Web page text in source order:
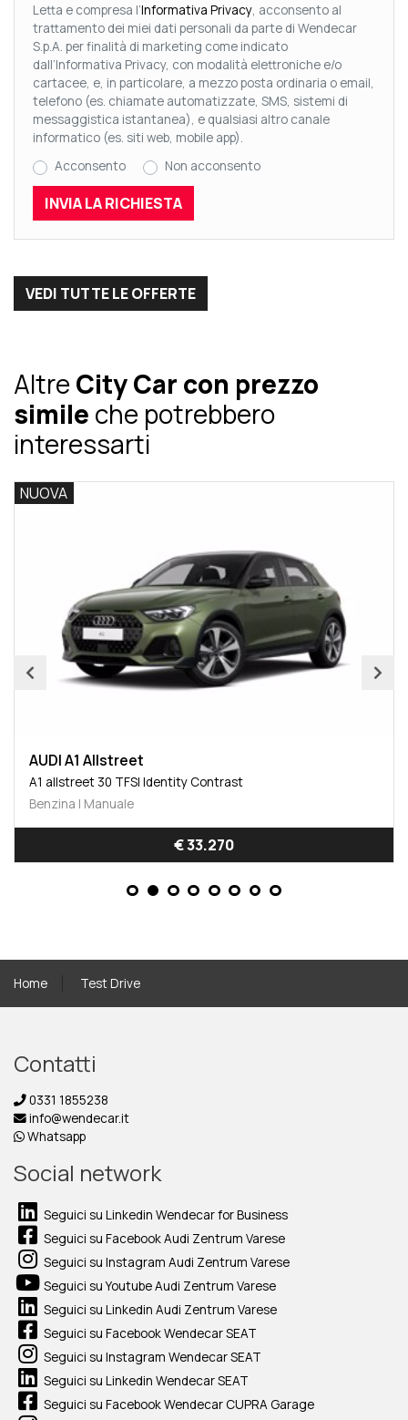
Letta e compresa l’Informativa Privacy , acconsento al
trattamento dei miei dati personali da parte di Wendecar
S.p.A. per finalità di marketing come indicato
dall’Informativa Privacy, con modalità elettroniche e/o
cartacee, e, in particolare, a mezzo posta ordinaria o email,
telefono (es. chiamate automatizzate, SMS, sistemi di
messaggistica istantanea), e qualsiasi altro canale
informatico (es. siti web, mobile app).
Acconsento
Non acconsento
VEDI TUTTE LE OFFERTE
AltreCity Car con prezzo
simile che potrebbero
interessarti
A1 Allstreet
30 TFSI Identity Contrast
| Manuale
€ 33.270
Home Test Drive
Contatti
0331 1855238
info@wendecar.it
Whatsapp
Social network
Seguici su Linkedin Wendecar for Business
Seguici su Facebook Audi Zentrum Varese
Seguici su Instagram Audi Zentrum Varese
Seguici su Youtube Audi Zentrum Varese
Seguici su Linkedin Audi Zentrum Varese
Seguici su Facebook Wendecar SEAT
Seguici su Instagram Wendecar SEAT
Seguici su Linkedin Wendecar SEAT
Seguici su Facebook Wendecar CUPRA Garage